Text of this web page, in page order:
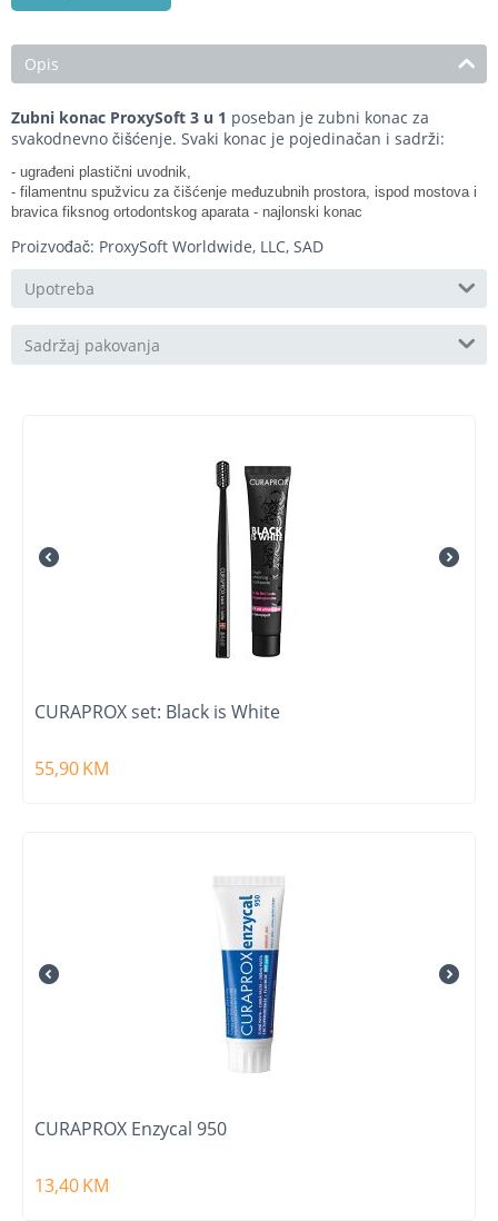
Opis
Zubni konac ProxySoft 3 u 1 poseban je zubni konac za
svakodnevno čišćenje. Svaki konac je pojedinačan i sadrži:
- ugrađeni plastični uvodnik,
- filamentnu spužvicu za čišćenje međuzubnih prostora, ispod mostova i
bravica fiksnog ortodontskog aparata - najlonski konac
Proizvođač: ProxySoft Worldwide, LLC, SAD
Upotreba
Sadržaj pakovanja
CURAPROX set: Black is White
55,90KM
CURAPROX Enzycal 950
13,40KM